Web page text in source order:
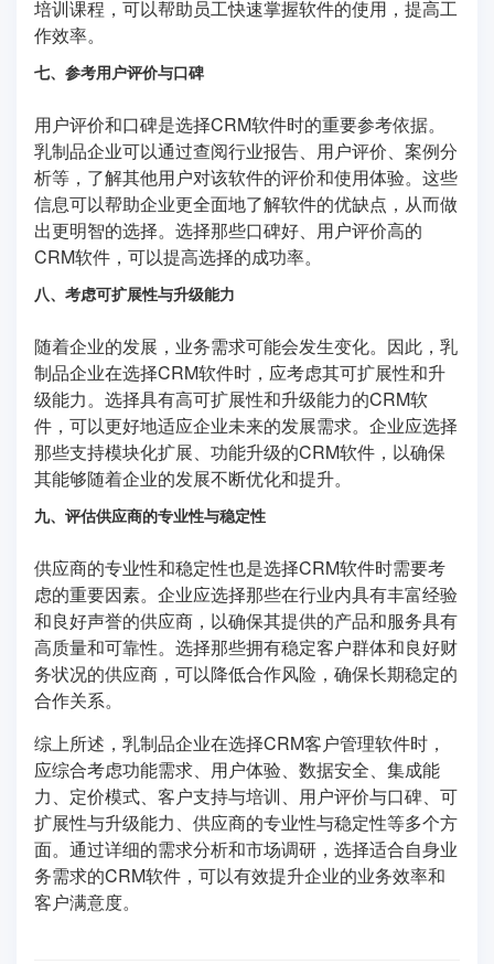
培训课程，可以帮助员工快速掌握软件的使用，提高工
作效率。
七、参考用户评价与口碑
用户评价和口碑是选择CRM软件时的重要参考依据。
乳制品企业可以通过查阅行业报告、用户评价、案例分
析等，了解其他用户对该软件的评价和使用体验。这些
信息可以帮助企业更全面地了解软件的优缺点，从而做
出更明智的选择。选择那些口碑好、用户评价高的
CRM软件，可以提高选择的成功率。
八、考虑可扩展性与升级能力
随着企业的发展，业务需求可能会发生变化。因此，乳
制品企业在选择CRM软件时，应考虑其可扩展性和升
级能力。选择具有高可扩展性和升级能力的CRM软
件，可以更好地适应企业未来的发展需求。企业应选择
那些支持模块化扩展、功能升级的CRM软件，以确保
其能够随着企业的发展不断优化和提升。
九、评估供应商的专业性与稳定性
供应商的专业性和稳定性也是选择CRM软件时需要考
虑的重要因素。企业应选择那些在行业内具有丰富经验
和良好声誉的供应商，以确保其提供的产品和服务具有
高质量和可靠性。选择那些拥有稳定客户群体和良好财
务状况的供应商，可以降低合作风险，确保长期稳定的
合作关系。
综上所述，乳制品企业在选择CRM客户管理软件时，
应综合考虑功能需求、用户体验、数据安全、集成能
力、定价模式、客户支持与培训、用户评价与口碑、可
扩展性与升级能力、供应商的专业性与稳定性等多个方
面。通过详细的需求分析和市场调研，选择适合自身业
务需求的CRM软件，可以有效提升企业的业务效率和
客户满意度。